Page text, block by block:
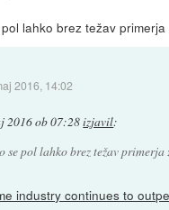
lahko brez težav primerja
2016, 14:02
2016 ob 07:28izjavil:
se pol lahko brez težav
industry continues to